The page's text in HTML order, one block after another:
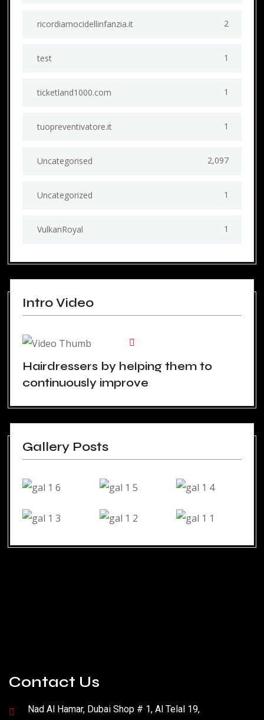
ricordiamocidellinfanzia.it 2
test 1
ticketland1000.com 1
tuopreventivatore.it 1
Uncategorised 2,097
Uncategorized 1
VulkanRoyal 1
Intro Video
Hairdressers by helping them to
continuously improve
Gallery Posts
Contact Us
Nad Al Hamar, Dubai Shop # 1, Al Telal 19,